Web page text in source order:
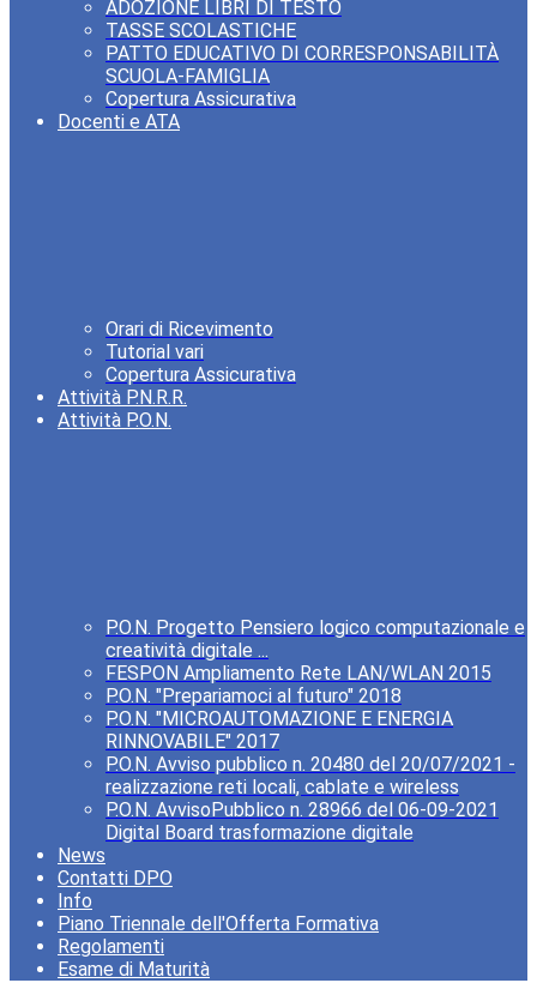
ADOZIONE LIBRI DI TESTO
TASSE SCOLASTICHE
PATTO EDUCATIVO DI CORRESPONSABILITÀ
SCUOLA-FAMIGLIA
Copertura Assicurativa
Docenti e ATA
Orari di Ricevimento
Tutorial vari
Copertura Assicurativa
Attività P.N.R.R.
Attività P.O.N.
P.O.N. Progetto Pensiero logico computazionale e
creatività digitale ...
FESPON Ampliamento Rete LAN/WLAN 2015
P.O.N. "Prepariamoci al futuro" 2018
P.O.N. "MICROAUTOMAZIONE E ENERGIA
RINNOVABILE" 2017
P.O.N. Avviso pubblico n. 20480 del 20/07/2021 -
realizzazione reti locali, cablate e wireless
P.O.N. AvvisoPubblico n. 28966 del 06-09-2021
Digital Board trasformazione digitale
News
Contatti DPO
Info
Piano Triennale dell'Offerta Formativa
Regolamenti
Esame di Maturità